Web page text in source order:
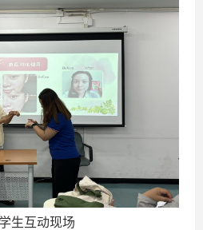
生互动现场